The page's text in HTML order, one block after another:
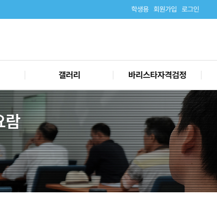
학생용 회원가입 로그인
갤러리 바리스타자격검정